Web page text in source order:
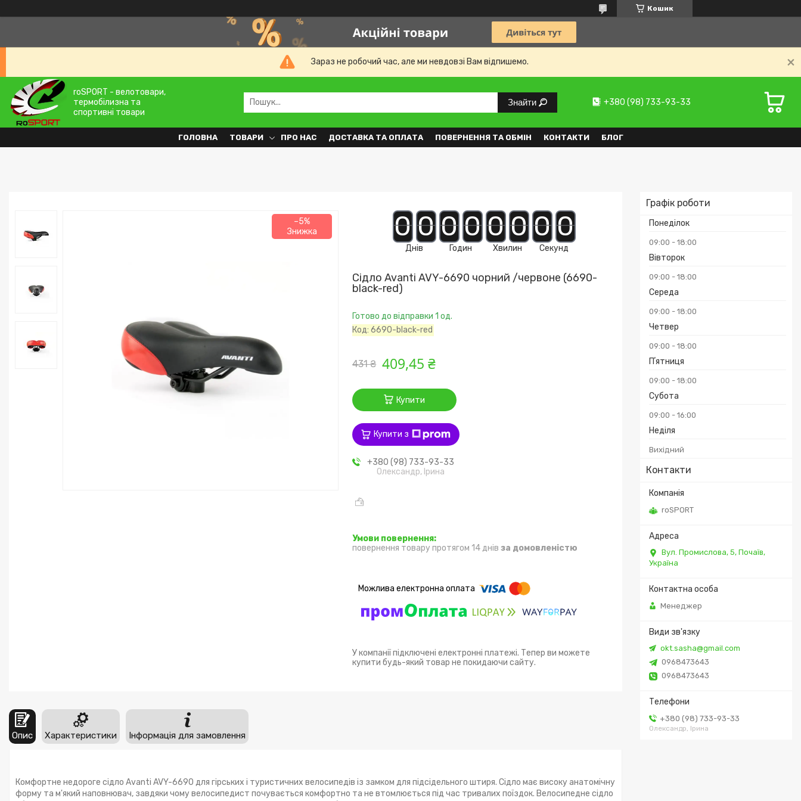
Кошик
Зараз не робочий час, але ми невдовзі Вам відпишемо.
roSPORT - велотовари,
термобілизна та
спортивні товари
Знайти +380 (98) 733-93-33
ГОЛОВНА ТОВАРИ ПРО НАС ДОСТАВКА ТА ОПЛАТА ПОВЕРНЕННЯ ТА ОБМІН КОНТАКТИ БЛОГ
Графік роботи
Понеділок
09:00 18:00
Вівторок
09:00 18:00
Середа
09:00 18:00
Четвер
09:00 18:00
Пʼятниця
09:00 18:00
Субота
09:00 16:00
Неділя
Вихідний
Контакти
roSPORT
Вул. Промислова, 5, Почаїв,
Україна
Менеджер
okt.sasha@gmail.com
0968473643
0968473643
+380 (98) 733-93-33
Олександр, Ірина
–5% 00
Днів
00
Годин
00
Хвилин
00
Секунд
Сідло Avanti AVY-6690 чорний /червоне (6690-
black-red)
Готово до відправки 1 од.
Код:6690-black-red
431 ₴ 409,45 ₴
Купити
Купити з
+380 (98) 733-93-33
Олександр, Ірина
повернення товару протягом 14 днів за домовленістю
У компанії підключені електронні платежі. Тепер ви можете
купити будь-який товар не покидаючи сайту.
Опис Характеристики Інформація для замовлення
Комфортне недороге сідло Avanti AVY-6690 для гірських і туристичних велосипедів із замком для підсідельного штиря. Сідло має високу анатомічну
форму та м'який наповнювач, завдяки чому велосипедист почувається комфортно та не втомлюється під час тривалих поїздок. Велосипедне сідло